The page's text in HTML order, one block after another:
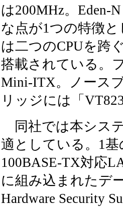
は200MHz。Eden-
な点が1つの特徴
は二つのCPUを跨
搭載されている。
Mini-ITX。ノース
リッジには「
同社では本シス
適としている。1基
100BASE-TX対応
に組み込まれたデ
Hardware Security